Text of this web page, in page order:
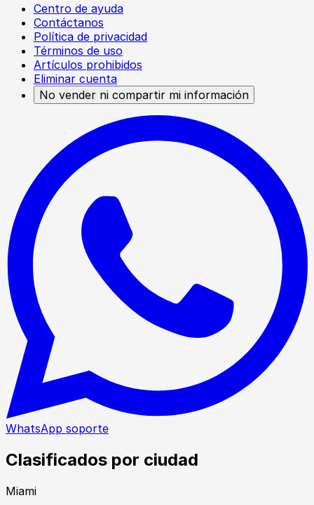
Centro de ayuda
Contáctanos
Política de privacidad
Términos de uso
Artículos prohibidos
Eliminar cuenta
No vender ni compartir mi información
WhatsApp soporte
Clasificados por ciudad
Miami